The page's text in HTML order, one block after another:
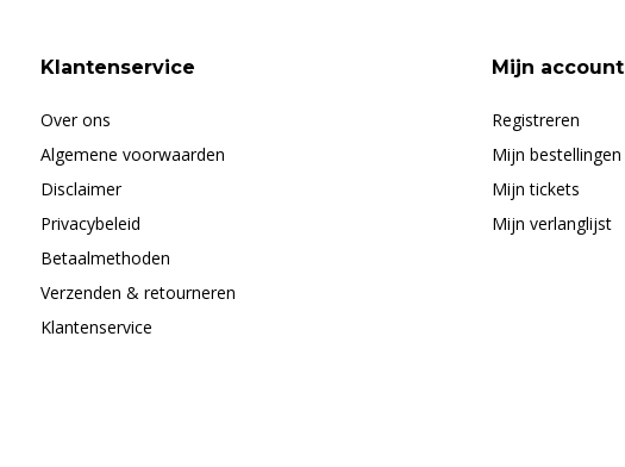
Klantenservice
Over ons
Algemene voorwaarden
Disclaimer
Privacybeleid
Betaalmethoden
Verzenden & retourneren
Klantenservice
Mijn account
Registreren
Mijn bestellingen
Mijn tickets
Mijn verlanglijst